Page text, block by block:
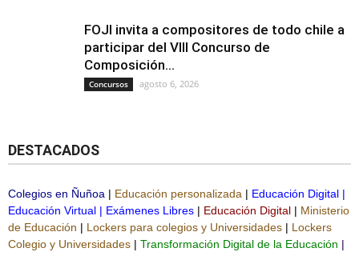
FOJI invita a compositores de todo chile a
participar del VIII Concurso de
Composición...
Concursos agosto 6, 2026
DESTACADOS
Colegios en Ñuñoa | Educación personalizada | Educación Digital |
Educación Virtual | Exámenes Libres | Educación Digital | Ministerio
de Educación | Lockers para colegios y Universidades | Lockers
Colegio y Universidades | Transformación Digital de la Educación |